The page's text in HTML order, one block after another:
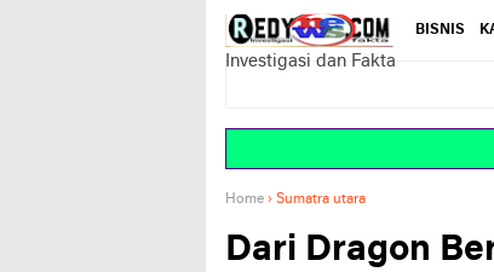
Investigasi dan Fakta
BISNIS
Home › Sumatra utara
Dari Dragon